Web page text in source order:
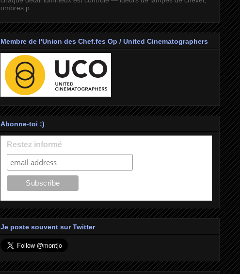
ombres p...
Membre de l'Union des Chef.fes Op / United Cinematographers
Abonne-toi ;)
Restez informé
Je poste souvent sur Twitter